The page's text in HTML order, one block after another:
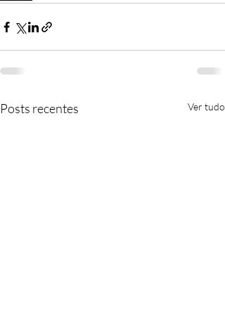
Posts recentes Ver tudo